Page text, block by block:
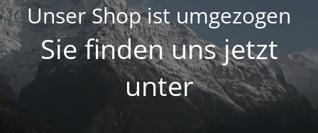
Unser Shop ist umgezogen
Sie finden uns jetzt
unter